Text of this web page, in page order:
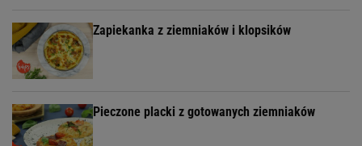
Zapiekanka z ziemniaków i klopsików
Pieczone placki z gotowanych ziemniaków